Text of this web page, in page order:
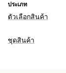
ประเภท
ตัวเลือกสินค้า
การปรับแต่ง
ชุดสินค้า